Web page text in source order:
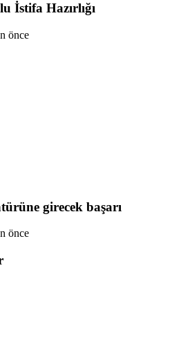
İstifa Hazırlığı
önce
girecek başarı
önce